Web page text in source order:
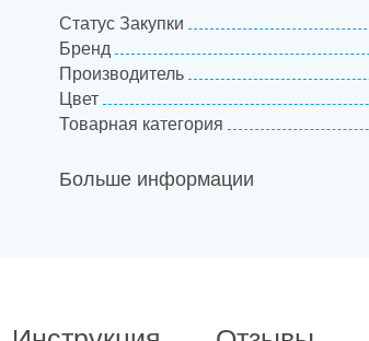
Статус Закупки
Бренд
Производитель
Цвет
Товарная категория
Больше информации